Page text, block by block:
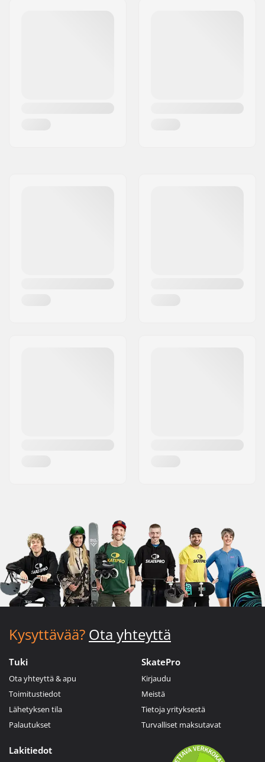
Kysyttävää? Ota yhteyttä
Tuki
Ota yhteyttä & apu
Toimitustiedot
Lähetyksen tila
Palautukset
SkatePro
Kirjaudu
Meistä
Tietoja yrityksestä
Turvalliset maksutavat
Lakitiedot